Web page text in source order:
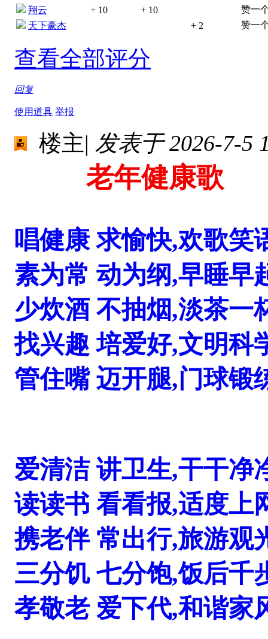
翔云
+ 10 + 10
赞一
天下豪杰
+ 2 赞一
查看全部评分
回复
使用道具 举报
楼主| 发表于 2026-7-5
老年健康歌
唱健康 求愉快,欢歌笑
素为常 动为纲,早睡早
少炊酒 不抽烟,淡茶一
找兴趣 培爱好,文明科
管住嘴 迈开腿,门球锻
爱清洁 讲卫生,干干净
读读书 看看报,适度上
携老伴 常出行,旅游观
三分饥 七分饱,饭后千
孝敬老 爱下代,和谐家